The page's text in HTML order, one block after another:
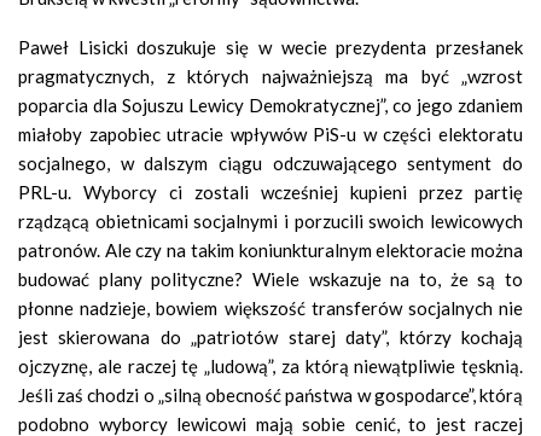
Paweł Lisicki doszukuje się w wecie prezydenta przesłanek
pragmatycznych, z których najważniejszą ma być „wzrost
poparcia dla Sojuszu Lewicy Demokratycznej”, co jego zdaniem
miałoby zapobiec utracie wpływów PiS-u w części elektoratu
socjalnego, w dalszym ciągu odczuwającego sentyment do
PRL-u. Wyborcy ci zostali wcześniej kupieni przez partię
rządzącą obietnicami socjalnymi i porzucili swoich lewicowych
patronów. Ale czy na takim koniunkturalnym elektoracie można
budować plany polityczne? Wiele wskazuje na to, że są to
płonne nadzieje, bowiem większość transferów socjalnych nie
jest skierowana do „patriotów starej daty”, którzy kochają
ojczyznę, ale raczej tę „ludową”, za którą niewątpliwie tęsknią.
Jeśli zaś chodzi o „silną obecność państwa w gospodarce”, którą
podobno wyborcy lewicowi mają sobie cenić, to jest raczej